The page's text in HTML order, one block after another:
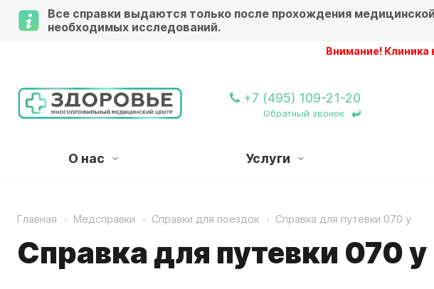
Все справки выдаются только после прохождения
необходимых исследований.
Внимание! Клиника
+7 (495) 109-21-20
Обратный звонок
О нас Услуги
Главная Медсправки Справки для поездок Справка для путевки 070 у
Справка для путевки 070 у